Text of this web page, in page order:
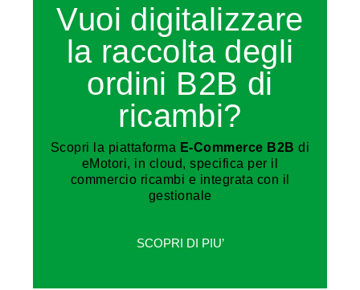
Vuoi digitalizzare
la raccolta degli
ordini B2B di
ricambi?
Scopri la piattaforma E-Commerce B2B di
eMotori, in cloud, specifica per il
commercio ricambi e integrata con il
gestionale
SCOPRI DI PIU’